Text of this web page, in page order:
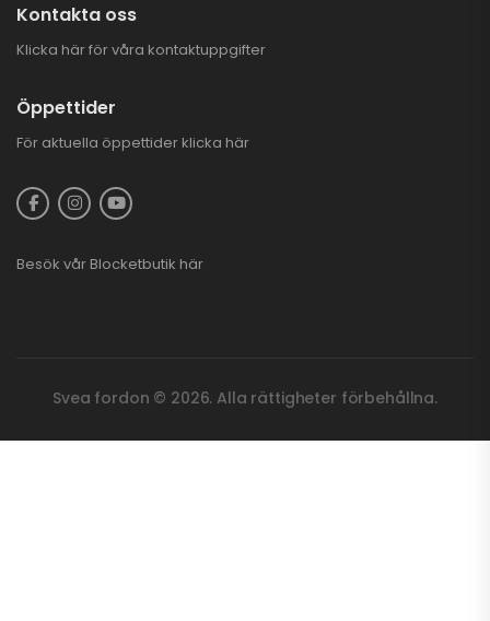
Kontakta oss
Klicka här för våra kontaktuppgifter
Öppettider
För aktuella öppettider klicka här
Besök vår Blocketbutik här
Svea fordon © 2026. Alla rättigheter förbehållna.